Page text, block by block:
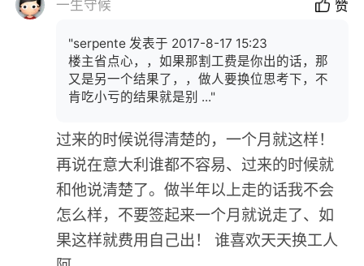
一生守候 赞
"serpente 发表于 2017-8-17 15:23
楼主省点心，，如果那割工费是你出的话，那
又是另一个结果了，，做人要换位思考下，不
肯吃小亏的结果就是别 ..."
过来的时候说得清楚的，一个月就这样！
再说在意大利谁都不容易、过来的时候就
和他说清楚了。做半年以上走的话我不会
怎么样，不要签起来一个月就说走了、如
果这样就费用自己出！ 谁喜欢天天换工人